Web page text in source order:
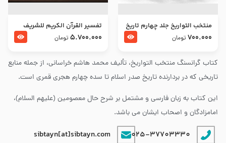
کتاب گرانسنگ منتخب التواريخ، تألیف محمد هاشم خراسانی، از جمله منابع
تاریخی که در بردارنده تاریخ صدر اسلام تا سده چهارم هجری قمری است.
این کتاب به زبان فارسی و مشتمل بر شرح حال معصومین (علیهم السلام)،
امامزادگان و اصحاب ایشان می باشد.
025-37703330
sibtayn[at]sibtayn.com
منتخب التواریخ جلد چهارم تاریخ
امام زین العابدین و امام محمد
700.000 تومان
تفسير القرآن الكريم للشريف
المرتضي قدس سرّه
5.700.000 تومان